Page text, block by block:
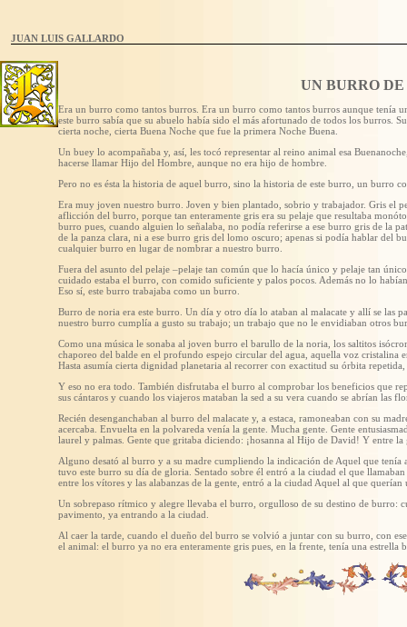
JUAN LUIS GALLARDO
UN BURRO
Era un burro como tantos burros. Era un burro como tantos burros aunque tenía
este burro sabía que su abuelo había sido el más afortunado de todos los burros.
cierta noche, cierta Buena Noche que fue la primera Noche Buena.
Un buey lo acompañaba y, así, les tocó representar al reino animal esa
hacerse llamar Hijo del Hombre, aunque no era hijo de hombre.
Pero no es ésta la historia de aquel burro, sino la historia de este burro, un burro
Era muy joven nuestro burro. Joven y bien plantado, sobrio y trabajador. Gris el
aflicción del burro, porque tan enteramente gris era su pelaje que resultaba
burro pues, cuando alguien lo señalaba, no podía referirse a ese burro gris de la
de la panza clara, ni a ese burro gris del lomo oscuro; apenas si podía hablar del
cualquier burro en lugar de nombrar a nuestro burro.
Fuera del asunto del pelaje –pelaje tan común que lo hacía único y pelaje tan
cuidado estaba el burro, con comido suficiente y palos pocos. Además no lo
Eso sí, este burro trabajaba como un burro.
Burro de noria era este burro. Un día y otro día lo ataban al malacate y allí se las
nuestro burro cumplía a gusto su trabajo; un trabajo que no le envidiaban otros
Como una música le sonaba al joven burro el barullo de la noria, los saltitos
chaporeo del balde en el profundo espejo circular del agua, aquella voz cristalina
Hasta asumía cierta dignidad planetaria al recorrer con exactitud su órbita
Y eso no era todo. También disfrutaba el burro al comprobar los beneficios que
sus cántaros y cuando los viajeros mataban la sed a su vera cuando se abrían las
Recién desenganchaban al burro del malacate y, a estaca, ramoneaban con su
acercaba. Envuelta en la polvareda venía la gente. Mucha gente. Gente
laurel y palmas. Gente que gritaba diciendo: ¡hosanna al Hijo de David! Y entre
Alguno desató al burro y a su madre cumpliendo la indicación de Aquel que
tuvo este burro su día de gloria. Sentado sobre él entró a la ciudad el que
entre los vítores y las alabanzas de la gente, entró a la ciudad Aquel al que
Un sobrepaso rítmico y alegre llevaba el burro, orgulloso de su destino de burro:
pavimento, ya entrando a la ciudad.
Al caer la tarde, cuando el dueño del burro se volvió a juntar con su burro, con
el animal: el burro ya no era enteramente gris pues, en la frente, tenía una estrella